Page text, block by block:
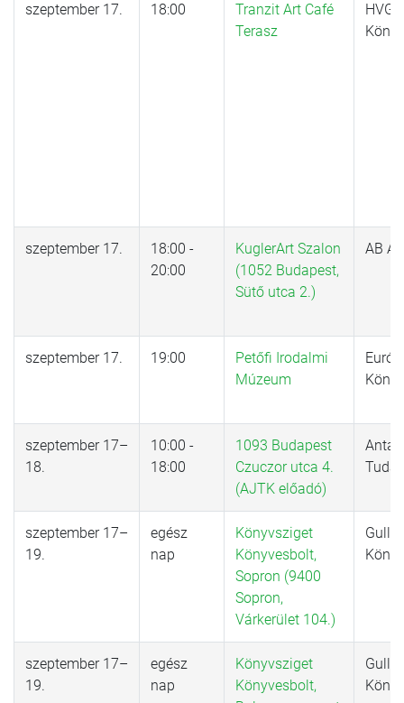
szeptember 17. 18:00
Tranzit Art Café
Terasz
HVG
szeptember 17.
18:00 -
20:00
KuglerArt Szalon
(1052 Budapest,
Sütő utca 2.)
AB
szeptember 17. 19:00
Petőfi Irodalmi
Múzeum
szeptember 17–
18.
10:00 -
18:00
1093 Budapest
Czuczor utca 4.
(AJTK előadó)
szeptember 17–
19.
egész
nap
Könyvsziget
Könyvesbolt,
Sopron (9400
Sopron,
Várkerület 104.)
szeptember 17–
19.
egész
nap
Könyvsziget
Könyvesbolt,